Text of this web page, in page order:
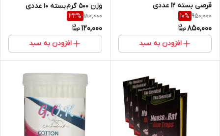
قرصی بسته 12 عددی
950,000
10%
850,000
افزودن به سبد
وزن 500 گرم بسته 10 عددی
180,000
33%
120,000
افزودن به سبد